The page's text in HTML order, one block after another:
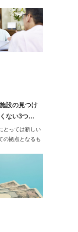
設の見つけ
ない3つ…
とっては新しい
の拠点となるも